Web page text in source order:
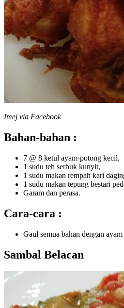
Imej via Facebook
Bahan-bahan :
7 @ 8 ketul ayam-potong kecil,
1 sudu teh serbuk kunyit,
1 sudu makan rempah kari
1 sudu makan tepung bestari
Garam dan perasa.
Cara-cara :
Gaul semua bahan dengan
Sambal Belacan